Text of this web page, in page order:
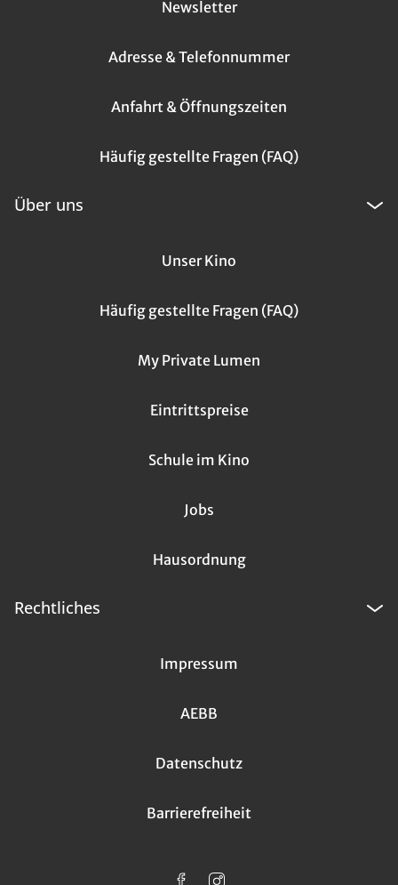
Newsletter
Adresse & Telefonnummer
Anfahrt & Öffnungszeiten
Häufig gestellte Fragen (FAQ)
Über uns
Unser Kino
Häufig gestellte Fragen (FAQ)
My Private Lumen
Eintrittspreise
Schule im Kino
Jobs
Hausordnung
Rechtliches
Impressum
AEBB
Datenschutz
Barrierefreiheit